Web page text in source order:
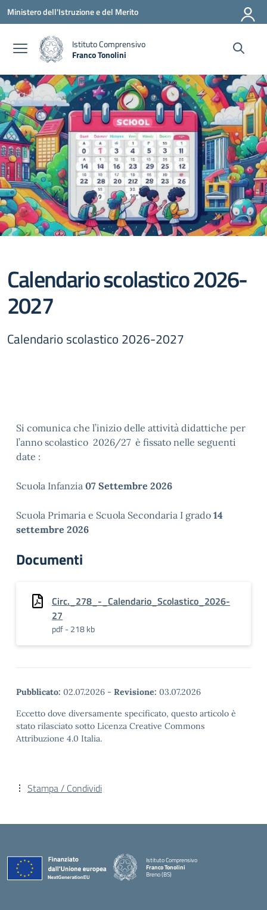
Vai ai contenuti
Vai al menu di navigazione
Vai al footer
Ministero dell'Istruzione e del Merito
Istituto Comprensivo
Franco Tonolini
Calendario scolastico 2026-
2027
Calendario scolastico 2026-2027
Si comunica che l’inizio delle attività didattiche per
l’anno scolastico 2026/27 è fissato nelle seguenti
date :
Scuola Infanzia 07 Settembre 2026
Scuola Primaria e Scuola Secondaria I grado 14
settembre 2026
Documenti
Circ._278_-_Calendario_Scolastico_2026-
27
pdf - 218 kb
Pubblicato: 02.07.2026 - Revisione: 03.07.2026
Eccetto dove diversamente specificato, questo articolo è
stato rilasciato sotto Licenza Creative Commons
Attribuzione 4.0 Italia.
Stampa / Condividi
Istituto Comprensivo
Franco Tonolini
Breno (BS)